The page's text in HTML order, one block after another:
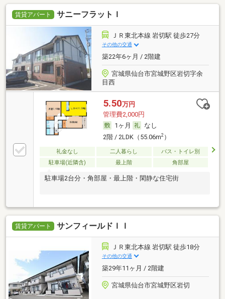
賃貸アパート サニーフラットＩ
ＪＲ東北本線 岩切駅 徒歩27分
その他の交通
築22年6ヶ月 / 2階建
宮城県仙台市宮城野区岩切字余
目西
5.50万円
管理費2,000円
1ヶ月
なし
2階 / 2LDK（55.06m2）
礼金なし 二人暮らし
バス・トイレ別
駐車場(近隣含)
最上階 角部屋
駐車場2台分・角部屋・最上階・閑静な住宅街
賃貸アパート サンフィールドＩＩ
ＪＲ東北本線 岩切駅 徒歩18分
その他の交通
築29年11ヶ月 / 2階建
宮城県仙台市宮城野区岩切